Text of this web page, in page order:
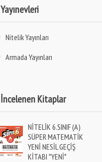
Yayınevleri
Nitelik Yayınları
Armada Yayınları
İncelenen Kitaplar
NİTELİK 6.SINIF (A)
SÜPER MATEMATİK
YENİ NESİL GEÇİŞ
KİTABI *YENİ*